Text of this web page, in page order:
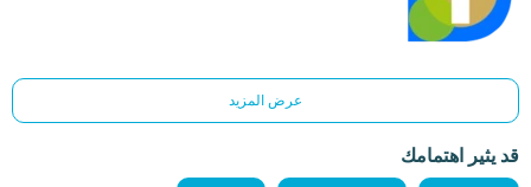
عرض المزيد
قد يثير اهتمامك